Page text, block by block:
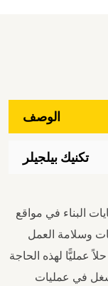
الوصف
تكنيك بيلجيلر
البناء في مواقع
وسلامة العمل
عمليًّا لهذه الحاجة
في عمليات